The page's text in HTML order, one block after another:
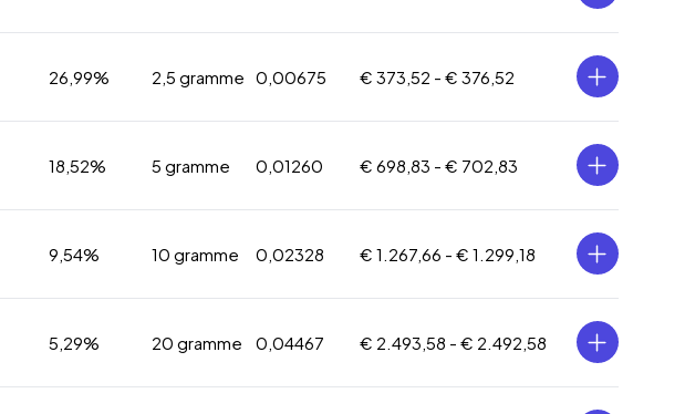
26,99% 2,5 gramme 0,00675 € 373,52 - € 376,52
18,52% 5 gramme 0,01260 € 698,83 - € 702,83
9,54% 10 gramme 0,02328 € 1.267,66 - € 1.299,18
5,29% 20 gramme 0,04467 € 2.493,58 - € 2.492,58